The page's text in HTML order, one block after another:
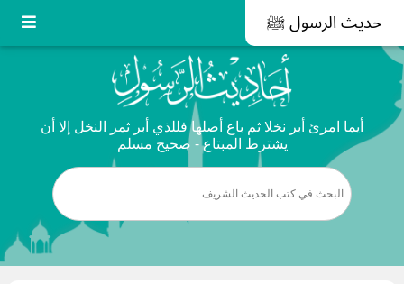
حديث الرسول ﷺ
أيما امرئ أبر نخلا ثم باع أصلها فللذي أبر ثمر النخل إلا أن
يشترط المبتاع - صحيح مسلم